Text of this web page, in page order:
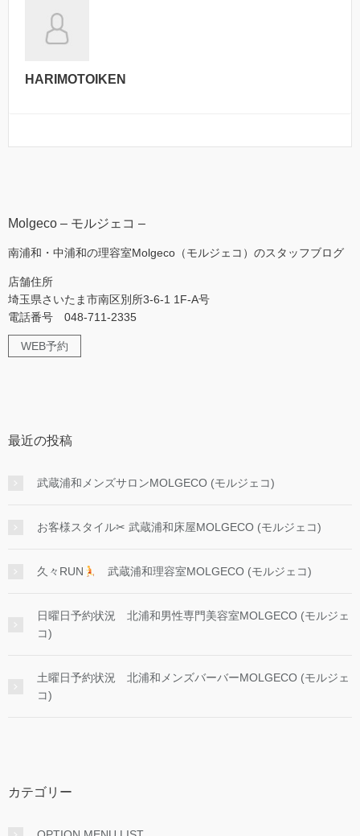
HARIMOTOIKEN
Molgeco – モルジェコ –
南浦和・中浦和の理容室Molgeco（モルジェコ）のスタッフブログ
店舗住所
埼玉県さいたま市南区別所3-6-1 1F-A号
電話番号 048-711-2335
WEB予約
最近の投稿
武蔵浦和メンズサロンMOLGECO (モルジェコ)
お客様スタイル✂︎ 武蔵浦和床屋MOLGECO (モルジェコ)
久々RUN 武蔵浦和理容室MOLGECO (モルジェコ)
日曜日予約状況 北浦和男性専門美容室MOLGECO (モルジェ
コ)
土曜日予約状況 北浦和メンズバーバーMOLGECO (モルジェ
コ)
カテゴリー